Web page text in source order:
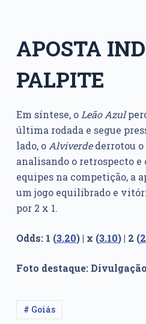
APOSTA
PALPITE
Em síntese, oLeão Azul
última rodada e segue
lado, oAlviverdederrotou o
analisando o retrospecto
equipes na competição, a
um jogo equilibrado e
por 2 x 1.
Odds: 1 (3.20) | x (3.10) | 2 (
Foto destaque:
# Goiás